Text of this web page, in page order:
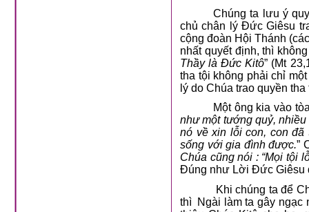
Chúng ta lưu ý
chủ chân lý Đức Giêsu
cộng đoàn Hội Thánh
nhất quyết định, thì
Thầy là Đức Kitô” (Mt
tha tội không phải chỉ
lý do Chúa trao quyền
Một ông kia vào
như một tướng quỷ,
nó về xin lỗi con, con đã
sống với gia đình được.”
Chúa cũng nói : “Mọi tội
Đúng như Lời Đức Giêsu
Khi chúng ta để
thì Ngài làm ta gây